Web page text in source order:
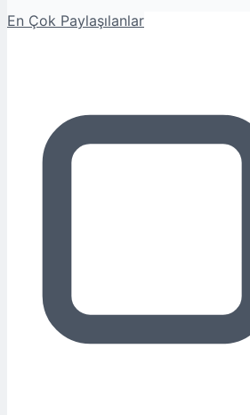
En Çok Paylaşılanlar